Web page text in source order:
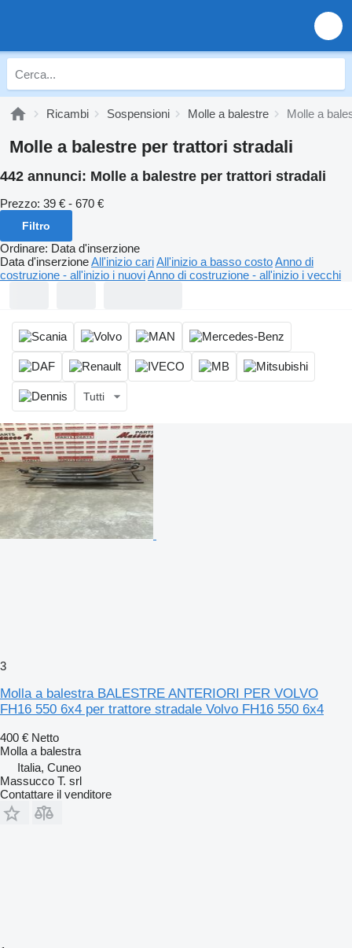
Ricambi Sospensioni Molle a balestre Molle a
Molle a balestre per trattori stradali
442 annunci: Molle a balestre per trattori stradali
Prezzo: 39 € - 670 €
Filtro
Ordinare: Data d'inserzione
Data d'inserzioneAll'inizio cariAll'inizio a basso costoAnno di
costruzione - all'inizio i nuoviAnno di costruzione - all'inizio i vecchi
Tutti
3
Molla a balestra BALESTRE ANTERIORI PER VOLVO
FH16 550 6x4 per trattore stradale Volvo FH16 550 6x4
400 € Netto
Molla a balestra
Italia, Cuneo
Massucco T. srl
Contattare il venditore